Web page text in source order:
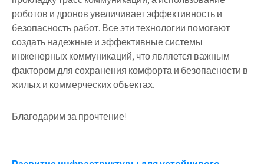
роботов и дронов увеличивает эффективность и
безопасность работ. Все эти технологии помогают
создать надежные и эффективные системы
инженерных коммуникаций, что является важным
фактором для сохранения комфорта и безопасности в
жилых и коммерческих объектах.
Благодарим за прочтение!